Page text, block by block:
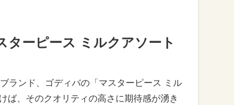
ターピース ミルクアソート
ランド、ゴディバの「マスターピース ミル
ば、そのクオリティの高さに期待感が湧き